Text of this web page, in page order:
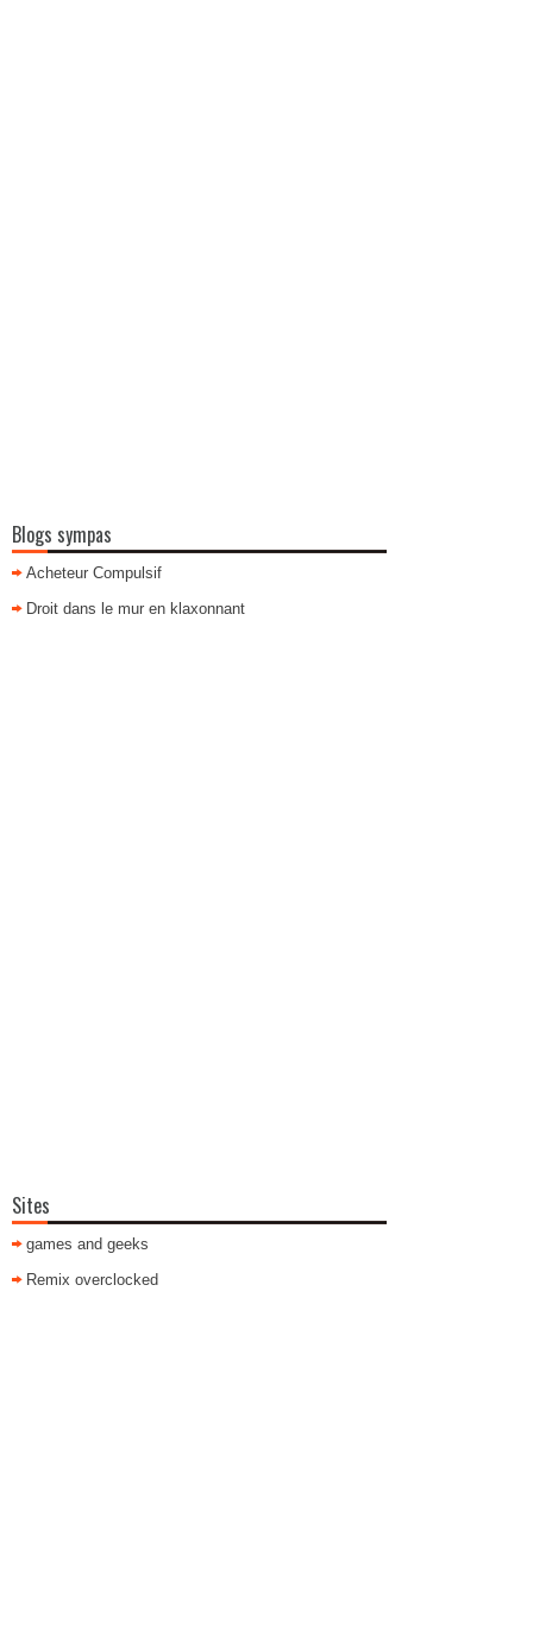
Blogs sympas
Acheteur Compulsif
Droit dans le mur en klaxonnant
Sites
games and geeks
Remix overclocked